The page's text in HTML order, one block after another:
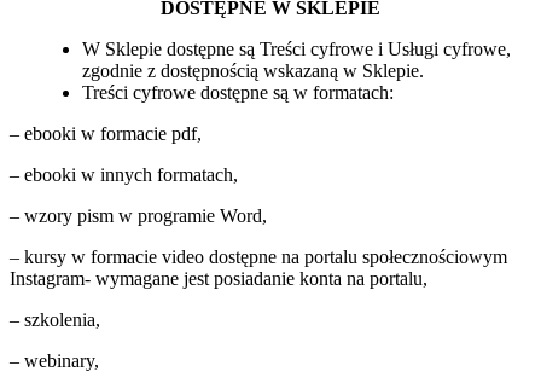
DOSTĘPNE W SKLEPIE
W Sklepie dostępne są Treści cyfrowe i Usługi cyfrowe,
zgodnie z dostępnością wskazaną w Sklepie.
Treści cyfrowe dostępne są w formatach:
– ebooki w formacie pdf,
– ebooki w innych formatach,
– wzory pism w programie Word,
– kursy w formacie video dostępne na portalu społecznościowym
Instagram- wymagane jest posiadanie konta na portalu,
– szkolenia,
– webinary,